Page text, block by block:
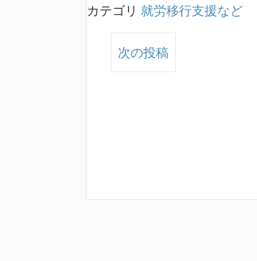
カテゴリ 就労移行支援など
次の投稿